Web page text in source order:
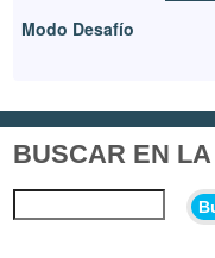
Modo Desafío
BUSCAR EN